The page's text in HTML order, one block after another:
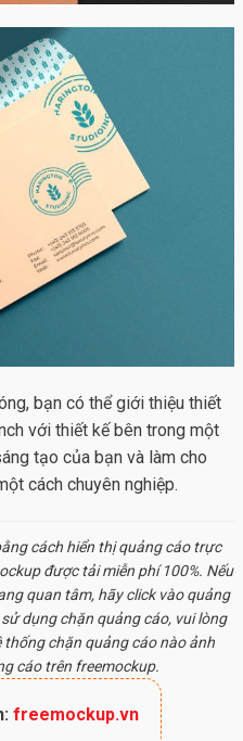
bạn có thể giới thiệu thiết
với thiết kế bên trong một
tạo của bạn và làm cho
cách chuyên nghiệp.
cách hiển thị quảng cáo trực
được tải miễn phí 100%. Nếu
quan tâm, hãy click vào quảng
dụng chặn quảng cáo, vui lòng
chặn quảng cáo nào ảnh
cáo trên freemockup.
freemockup.vn